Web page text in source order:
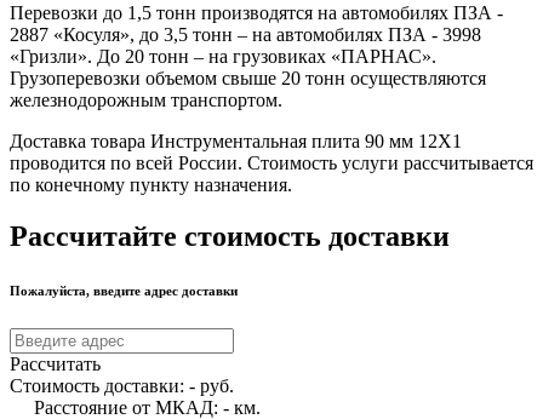
Перевозки до 1,5 тонн производятся на автомобилях ПЗА -
2887 «Косуля», до 3,5 тонн – на автомобилях ПЗА - 3998
«Гризли». До 20 тонн – на грузовиках «ПАРНАС».
Грузоперевозки объемом свыше 20 тонн осуществляются
железнодорожным транспортом.
Доставка товара Инструментальная плита 90 мм 12Х1
проводится по всей России. Стоимость услуги рассчитывается
по конечному пункту назначения.
Рассчитайте стоимость доставки
Пожалуйста, введите адрес доставки
Рассчитать
Стоимость доставки: - руб.
Расстояние от МКАД: - км.